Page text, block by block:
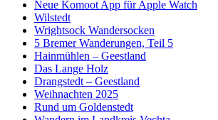
Neue Komoot App für Apple Watch
Wilstedt
Wrightsock Wandersocken
5 Bremer Wanderungen, Teil 5
Hainmühlen – Geestland
Das Lange Holz
Drangstedt – Geestland
Weihnachten 2025
Rund um Goldenstedt